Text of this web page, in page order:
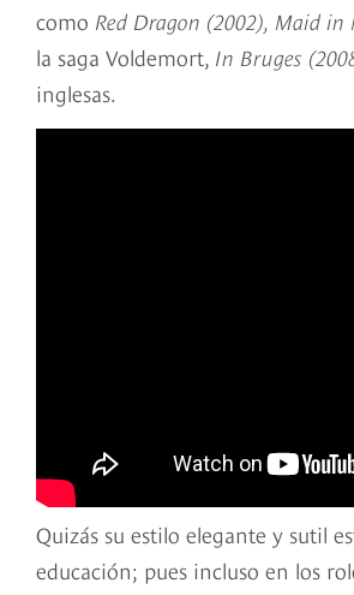
como Red Dragon (2002), Maid in
la saga Voldemort, In Bruges
inglesas.
Quizás su estilo elegante y sutil
educación; pues incluso en los